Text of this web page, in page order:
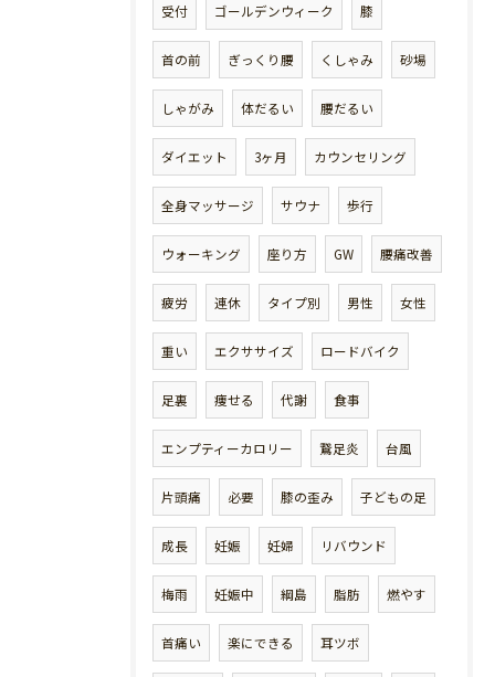
受付 ゴールデンウィーク 膝
首の前 ぎっくり腰 くしゃみ 砂場
しゃがみ 体だるい 腰だるい
ダイエット 3ヶ月 カウンセリング
全身マッサージ サウナ 歩行
ウォーキング 座り方 GW 腰痛改善
疲労 連休 タイプ別 男性 女性
重い エクササイズ ロードバイク
足裏 痩せる 代謝 食事
エンプティーカロリー 鵞足炎 台風
片頭痛 必要 膝の歪み 子どもの足
成長 妊娠 妊婦 リバウンド
梅雨 妊娠中 綱島 脂肪 燃やす
首痛い 楽にできる 耳ツボ